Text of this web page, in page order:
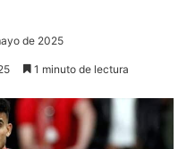
de 2025
1 minuto de lectura